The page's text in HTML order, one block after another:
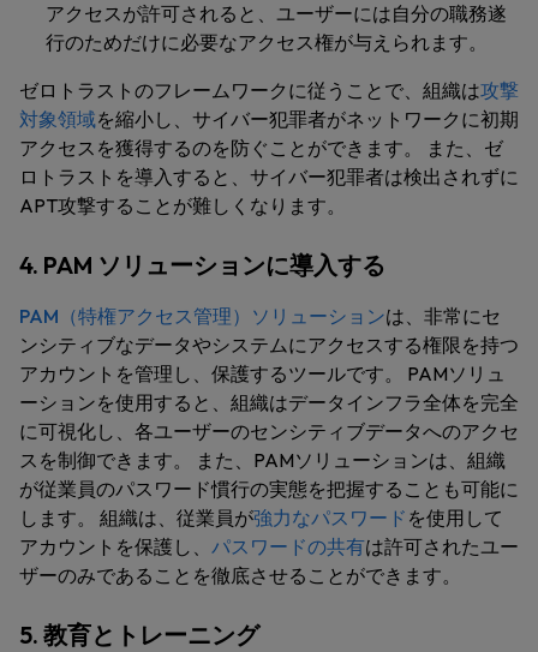
アクセスが許可されると、ユーザーには自分の職務遂
行のためだけに必要なアクセス権が与えられます。
ゼロトラストのフレームワークに従うことで、組織は攻撃
対象領域を縮小し、サイバー犯罪者がネットワークに初期
アクセスを獲得するのを防ぐことができます。 また、ゼ
ロトラストを導入すると、サイバー犯罪者は検出されずに
APT攻撃することが難しくなります。
4. PAM ソリューションに導入する
PAM（特権アクセス管理）ソリューションは、非常にセ
ンシティブなデータやシステムにアクセスする権限を持つ
アカウントを管理し、保護するツールです。 PAMソリュ
ーションを使用すると、組織はデータインフラ全体を完全
に可視化し、各ユーザーのセンシティブデータへのアクセ
スを制御できます。 また、PAMソリューションは、組織
が従業員のパスワード慣行の実態を把握することも可能に
します。 組織は、従業員が強力なパスワード を使用して
アカウントを保護し、 パスワードの共有は許可されたユー
ザーのみであることを徹底させることができます。
5. 教育とトレーニング